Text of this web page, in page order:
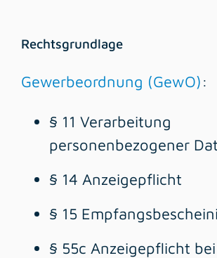
Rechtsgrundlage
Gewerbeordnung (GewO):
§ 11 Verarbeitung
personenbezogener
§ 14 Anzeigepflicht
§ 15
§ 55c Anzeigepflicht bei